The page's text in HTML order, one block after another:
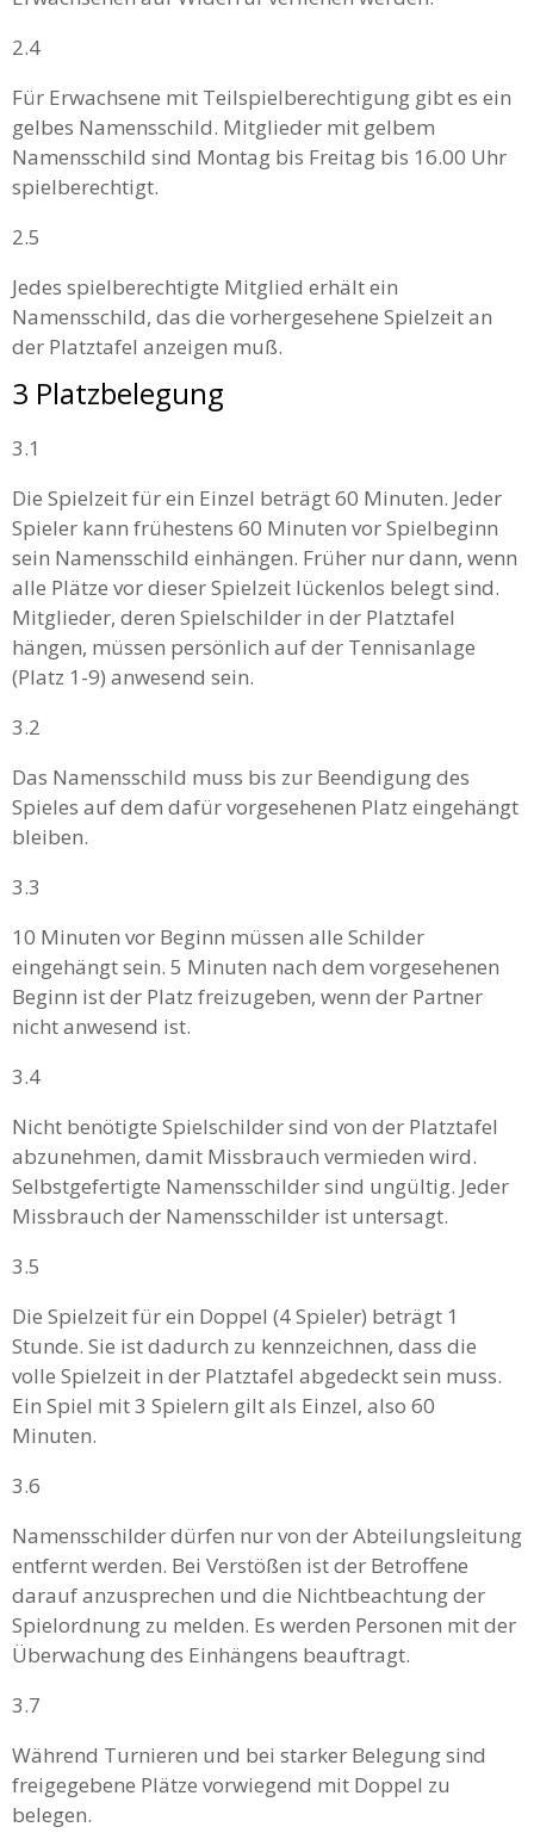
2.4
Für Erwachsene mit Teilspielberechtigung gibt es ein
gelbes Namensschild. Mitglieder mit gelbem
Namensschild sind Montag bis Freitag bis 16.00 Uhr
spielberechtigt.
2.5
Jedes spielberechtigte Mitglied erhält ein
Namensschild, das die vorhergesehene Spielzeit an
der Platztafel anzeigen muß.
3 Platzbelegung
3.1
Die Spielzeit für ein Einzel beträgt 60 Minuten. Jeder
Spieler kann frühestens 60 Minuten vor Spielbeginn
sein Namensschild einhängen. Früher nur dann, wenn
alle Plätze vor dieser Spielzeit lückenlos belegt sind.
Mitglieder, deren Spielschilder in der Platztafel
hängen, müssen persönlich auf der Tennisanlage
(Platz 1-9) anwesend sein.
3.2
Das Namensschild muss bis zur Beendigung des
Spieles auf dem dafür vorgesehenen Platz eingehängt
bleiben.
3.3
10 Minuten vor Beginn müssen alle Schilder
eingehängt sein. 5 Minuten nach dem vorgesehenen
Beginn ist der Platz freizugeben, wenn der Partner
nicht anwesend ist.
3.4
Nicht benötigte Spielschilder sind von der Platztafel
abzunehmen, damit Missbrauch vermieden wird.
Selbstgefertigte Namensschilder sind ungültig. Jeder
Missbrauch der Namensschilder ist untersagt.
3.5
Die Spielzeit für ein Doppel (4 Spieler) beträgt 1
Stunde. Sie ist dadurch zu kennzeichnen, dass die
volle Spielzeit in der Platztafel abgedeckt sein muss.
Ein Spiel mit 3 Spielern gilt als Einzel, also 60
Minuten.
3.6
Namensschilder dürfen nur von der Abteilungsleitung
entfernt werden. Bei Verstößen ist der Betroffene
darauf anzusprechen und die Nichtbeachtung der
Spielordnung zu melden. Es werden Personen mit der
Überwachung des Einhängens beauftragt.
3.7
Während Turnieren und bei starker Belegung sind
freigegebene Plätze vorwiegend mit Doppel zu
belegen.